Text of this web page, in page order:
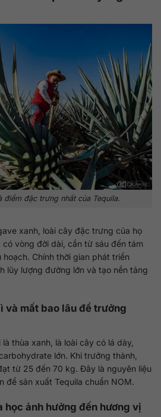
điểm đặc trưng nhất của Tequila.
xanh, loài cây đặc trưng của họ
vòng đời dài, cần từ sáu đến tám
Chính thời gian phát triển
lũy lượng đường lớn và tạo nền tảng
và mất bao lâu để trưởng
thùa xanh, là loài cây có lá dày,
lớn. Khi trưởng thành,
từ 25 đến 70 kg. Đây là nguyên liệu
để sản xuất Tequila chuẩn NOM.
học ảnh hưởng đến hương vị